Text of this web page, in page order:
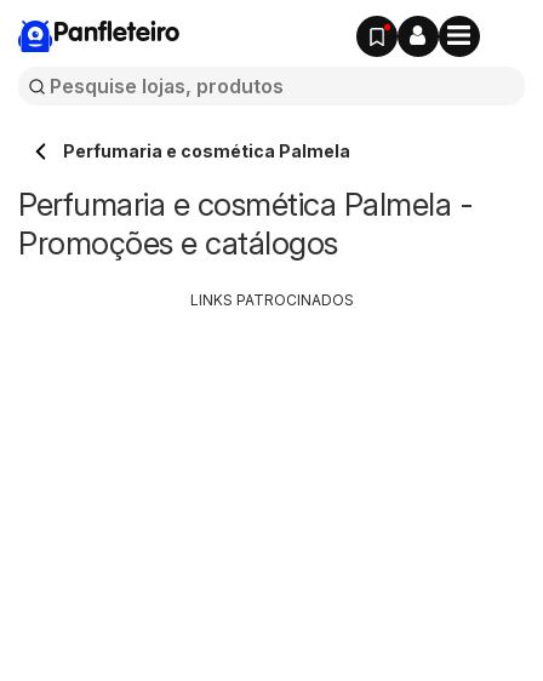
Panfleteiro
Perfumaria e cosmética Palmela
Perfumaria e cosmética Palmela -
Promoções e catálogos
LINKS PATROCINADOS